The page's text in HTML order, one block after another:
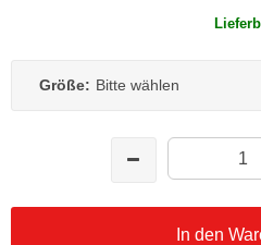
Größe: Bitte wählen
In den